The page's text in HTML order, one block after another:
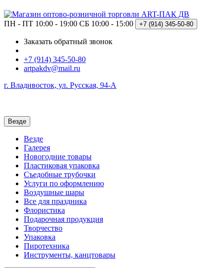
ПН - ПТ 10:00 - 19:00 СБ 10:00 - 15:00 +7 (914) 345-50-80
Заказать обратный звонок
+7 (914) 345-50-80
artpakdv@mail.ru
г. Владивосток, ул. Русская, 94-А
Везде
Везде
Галерея
Новогодние товары
Пластиковая упаковка
Съедобные трубочки
Услуги по оформлению
Воздушные шары
Все для праздника
Флористика
Подарочная продукция
Творчество
Упаковка
Пиротехника
Инструменты, канцтовары